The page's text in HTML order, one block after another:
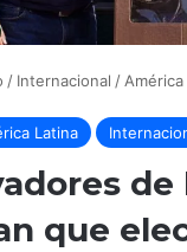
/ Internacional / América
Latina
de
que